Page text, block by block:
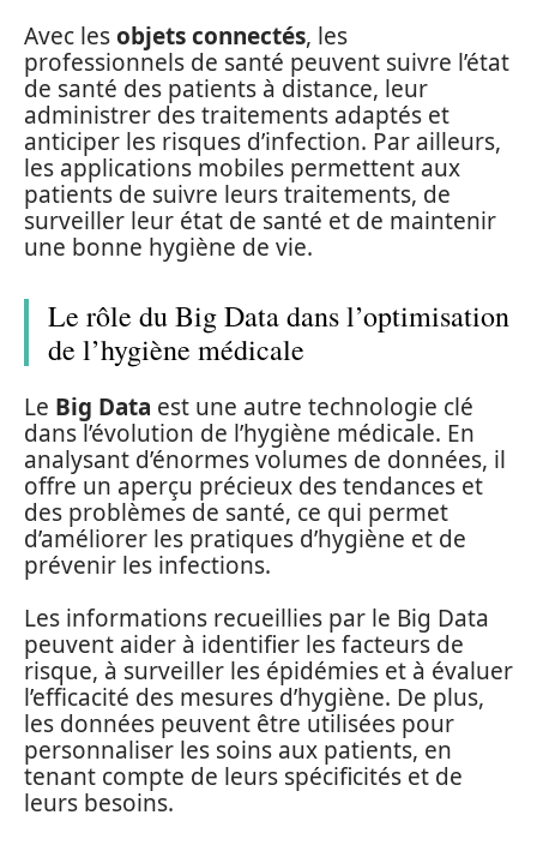
Avec lesobjets connectés, les
professionnels de santé peuvent suivre l’état
de santé des patients à distance, leur
administrer des traitements adaptés et
anticiper les risques d’infection. Par ailleurs,
les applications mobiles permettent aux
patients de suivre leurs traitements, de
surveiller leur état de santé et de maintenir
une bonne hygiène de vie.
Le rôle du Big Data dans l’optimisation
de l’hygiène médicale
Le Big Data est une autre technologie clé
dans l’évolution de l’hygiène médicale. En
analysant d’énormes volumes de données, il
offre un aperçu précieux des tendances et
des problèmes de santé, ce qui permet
d’améliorer les pratiques d’hygiène et de
prévenir les infections.
Les informations recueillies par le Big Data
peuvent aider à identifier les facteurs de
risque, à surveiller les épidémies et à évaluer
l’efficacité des mesures d’hygiène. De plus,
les données peuvent être utilisées pour
personnaliser les soins aux patients, en
tenant compte de leurs spécificités et de
leurs besoins.